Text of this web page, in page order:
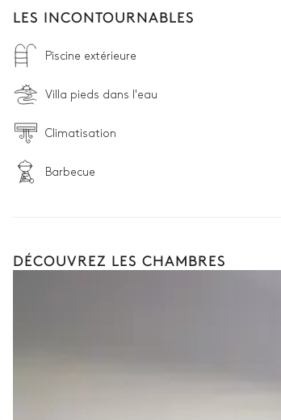
LES INCONTOURNABLES
Piscine extérieure
Villa pieds dans l'eau
Climatisation
Barbecue
DÉCOUVREZ LES CHAMBRES